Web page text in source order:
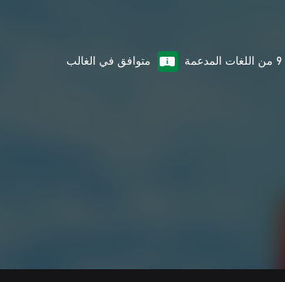
9 من اللغات المدعمة متوافق في الغالب